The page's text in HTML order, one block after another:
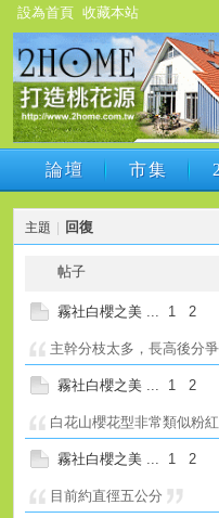
設為首頁 收藏本站
論壇 市集
論壇 市集
主題 | 回復
帖子
霧社白櫻之美 1 2
主幹分枝太多，長高後分
霧社白櫻之美 1 2
白花山櫻花型非常類似粉
霧社白櫻之美 1 2
目前約直徑五公分